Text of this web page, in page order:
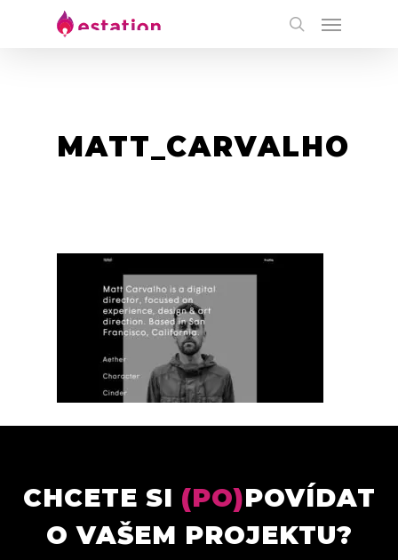
MATT_CARVALHO
CHCETE SI (PO)POVÍDAT
O VAŠEM PROJEKTU?